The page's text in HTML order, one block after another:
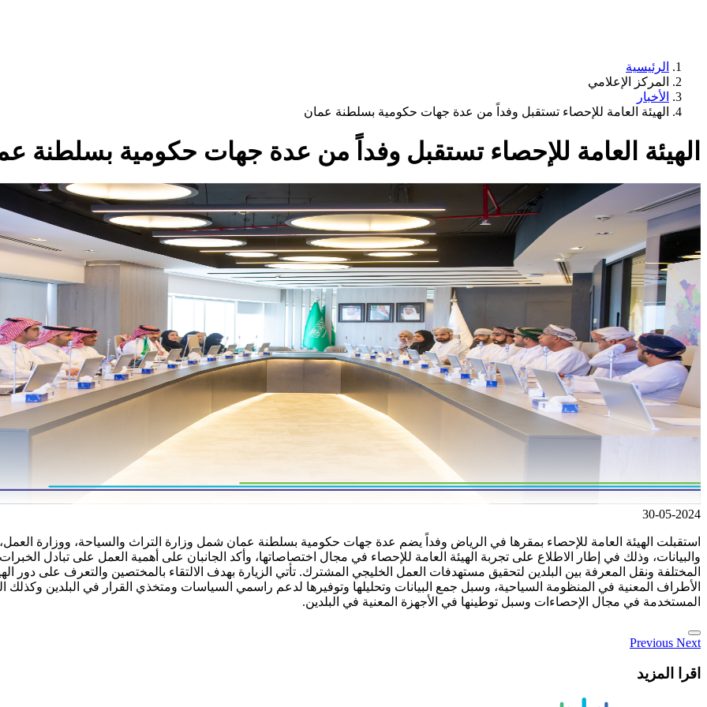
الرئيسية
المركز الإعلامي
الأخبار
الهيئة العامة للإحصاء تستقبل وفداً من عدة جهات حكومية بسلطنة عمان
الهيئة العامة للإحصاء تستقبل وفداً من عدة جهات حكومية بسلطنة
30-05-2024
استقبلت الهيئة العامة للإحصاء بمقرها في الرياض وفداً يضم عدة جهات حكومية بسلطنة عمان شمل وزارة التراث والسياحة، ووزارة
والبيانات، وذلك في إطار الاطلاع على تجربة الهيئة العامة للإحصاء في مجال اختصاصاتها، وأكد الجانبان على أهمية العمل على تبادل
المختلفة ونقل المعرفة بين البلدين لتحقيق مستهدفات العمل الخليجي المشترك. تأتي الزيارة بهدف الالتقاء بالمختصين والتعرف على دور
الأطراف المعنية في المنظومة السياحية، وسبل جمع البيانات وتحليلها وتوفيرها لدعم راسمي السياسات ومتخذي القرار في البلدين وكذلك
المستخدمة في مجال الإحصاءات وسبل توطينها في الأجهزة المعنية في البلدين.
Previous Next
اقرا المزيد